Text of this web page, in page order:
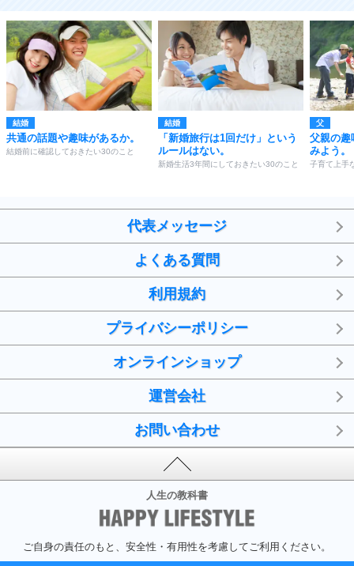
結婚
共通の話題や趣味があるか。
結婚前に確認しておきたい30のこと
結婚
「新婚旅行は1回だけ」という
ルールはない。
新婚生活3年間にしておきたい30のこと
父
父親の趣
みよう。
子育て上手
代表メッセージ
よくある質問
利用規約
プライバシーポリシー
オンラインショップ
運営会社
お問い合わせ
人生の教科書
ご自身の責任のもと、安全性・有用性を考慮してご利用ください。